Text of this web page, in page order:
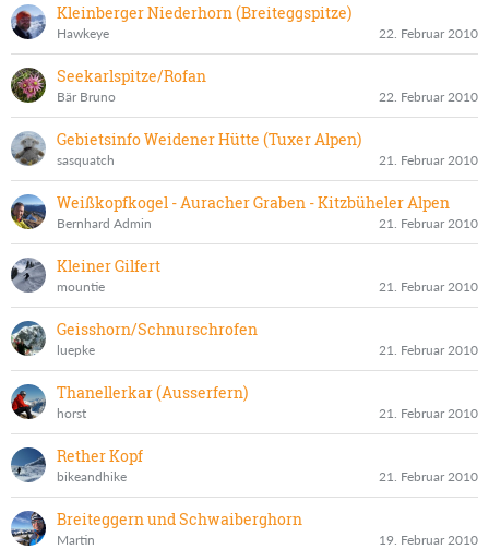
Kleinberger Niederhorn (Breiteggspitze)
Hawkeye 22. Februar 2010
Seekarlspitze/Rofan
Bär Bruno 22. Februar 2010
Gebietsinfo Weidener Hütte (Tuxer Alpen)
sasquatch 21. Februar 2010
Weißkopfkogel - Auracher Graben - Kitzbüheler Alpen
Bernhard Admin 21. Februar 2010
Kleiner Gilfert
mountie 21. Februar 2010
Geisshorn/Schnurschrofen
luepke 21. Februar 2010
Thanellerkar (Ausserfern)
horst 21. Februar 2010
Rether Kopf
bikeandhike 21. Februar 2010
Breiteggern und Schwaiberghorn
Martin 19. Februar 2010